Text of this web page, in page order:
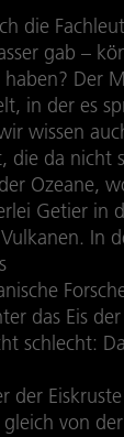
die
gab –
Der
in der es
wissen
die da nicht
Ozeane,
Getier in
In
das Eis
schlecht:
der
von